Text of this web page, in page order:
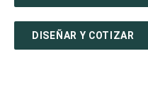
DISEÑAR Y COTIZAR